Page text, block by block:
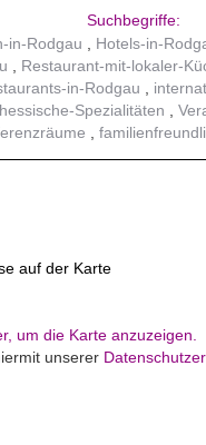
Suchbegriffe:
in-Rodgau
Hotels-in-
Restaurant-mit-lokaler-
in-Rodgau
hessische-Spezialitäten
auf der Karte
um die Karte anzuzeigen.
unserer